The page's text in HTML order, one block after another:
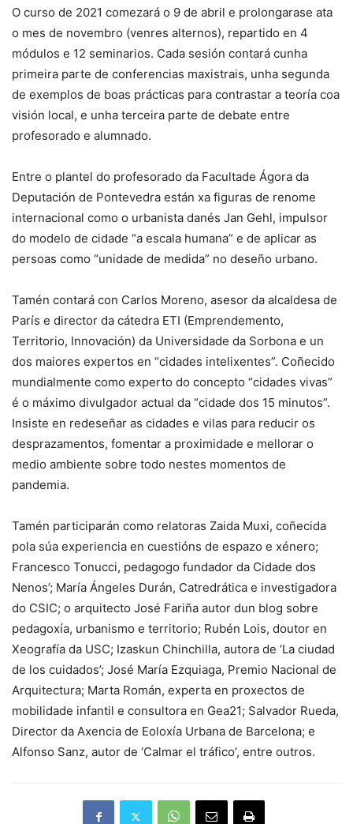
O curso de 2021 comezará o 9 de abril e prolongarase ata
o mes de novembro (venres alternos), repartido en 4
módulos e 12 seminarios. Cada sesión contará cunha
primeira parte de conferencias maxistrais, unha segunda
de exemplos de boas prácticas para contrastar a teoría coa
visión local, e unha terceira parte de debate entre
profesorado e alumnado.
Entre o plantel do profesorado da Facultade Ágora da
Deputación de Pontevedra están xa figuras de renome
internacional como o urbanista danés Jan Gehl, impulsor
do modelo de cidade “a escala humana” e de aplicar as
persoas como “unidade de medida” no deseño urbano.
Tamén contará con Carlos Moreno, asesor da alcaldesa de
París e director da cátedra ETI (Emprendemento,
Territorio, Innovación) da Universidade da Sorbona e un
dos maiores expertos en “cidades intelixentes”. Coñecido
mundialmente como experto do concepto “cidades vivas”
é o máximo divulgador actual da “cidade dos 15 minutos”.
Insiste en redeseñar as cidades e vilas para reducir os
desprazamentos, fomentar a proximidade e mellorar o
medio ambiente sobre todo nestes momentos de
pandemia.
Tamén participarán como relatoras Zaida Muxi, coñecida
pola súa experiencia en cuestións de espazo e xénero;
Francesco Tonucci, pedagogo fundador da Cidade dos
Nenos’; María Ángeles Durán, Catredrática e investigadora
do CSIC; o arquitecto José Fariña autor dun blog sobre
pedagoxía, urbanismo e territorio; Rubén Lois, doutor en
Xeografía da USC; Izaskun Chinchilla, autora de ‘La ciudad
de los cuidados’; José María Ezquiaga, Premio Nacional de
Arquitectura; Marta Román, experta en proxectos de
mobilidade infantil e consultora en Gea21; Salvador Rueda,
Director da Axencia de Eoloxía Urbana de Barcelona; e
Alfonso Sanz, autor de ‘Calmar el tráfico’, entre outros.